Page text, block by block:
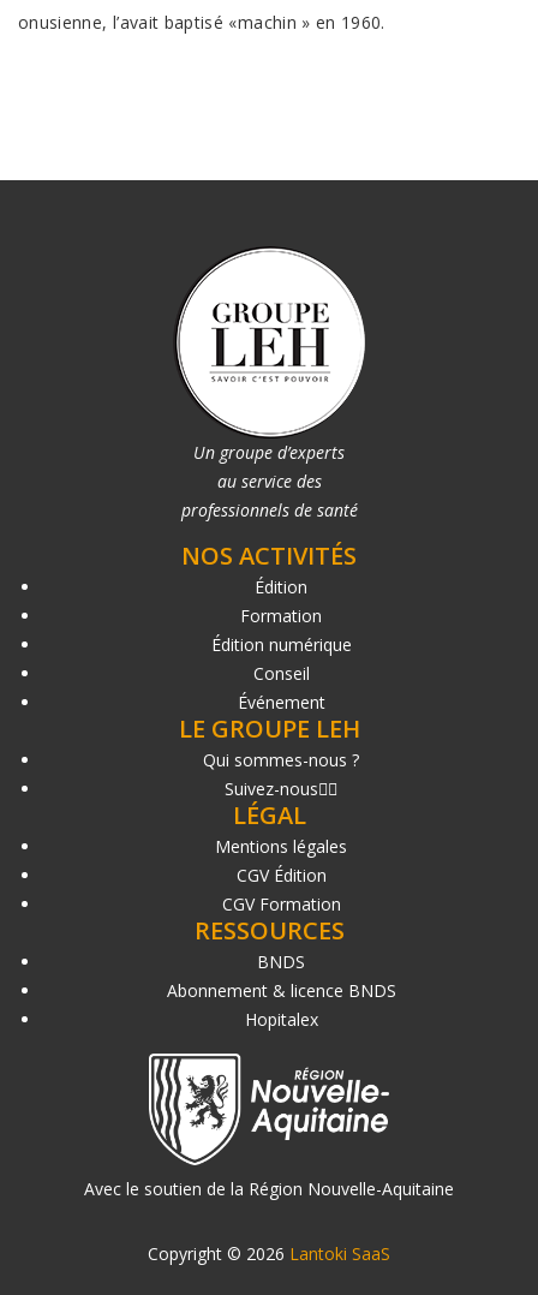
onusienne, l’avait baptisé «machin » en 1960.
Un groupe d’experts
au service des
professionnels de santé
NOS ACTIVITÉS
Édition
Formation
Édition numérique
Conseil
Événement
LE GROUPE LEH
Qui sommes-nous ?
Suivez-nous
LÉGAL
Mentions légales
CGV Édition
CGV Formation
RESSOURCES
BNDS
Abonnement & licence BNDS
Hopitalex
Avec le soutien de la Région Nouvelle-Aquitaine
Copyright © 2026 Lantoki SaaS